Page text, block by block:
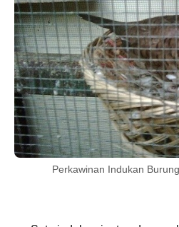
Perkawinan Indukan